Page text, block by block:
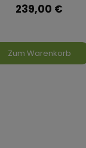
239,00 €
Zum Warenkorb